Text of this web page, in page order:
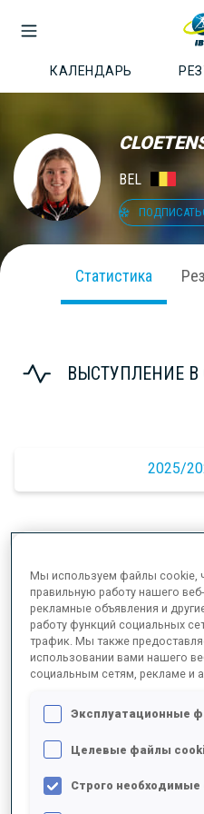
КАЛЕНДАРЬ
BEL
Статистика
ВЫСТУПЛЕНИЕ В
2025/
ЛЫЖНЫЙ ХОД -
СТРЕЛЬБА ЛЕЖА
СТРЕЛЬБА СТОЯ
Мы используем файлы cookie,
правильную работу нашего
рекламные объявления и
работу функций социальных
трафик. Мы также
использовании вами нашего
социальным сетям, рекламе и
Эксплуатационные
Целевые файлы
Строго